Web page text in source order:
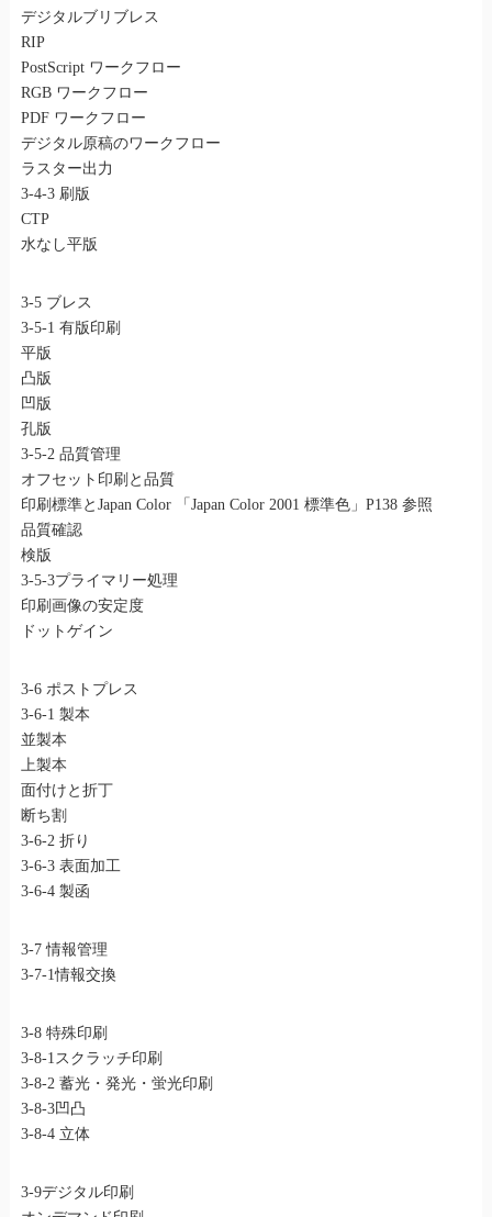
デジタルブリブレス
RIP
PostScript ワークフロー
RGB ワークフロー
PDF ワークフロー
デジタル原稿のワークフロー
ラスター出力
3-4-3 刷版
CTP
水なし平版
3-5 ブレス
3-5-1 有版印刷
平版
凸版
凹版
孔版
3-5-2 品質管理
オフセット印刷と品質
印刷標準とJapan Color 「Japan Color 2001 標準色」P138 参照
品質確認
検版
3-5-3プライマリー処理
印刷画像の安定度
ドットゲイン
3-6 ポストプレス
3-6-1 製本
並製本
上製本
面付けと折丁
断ち割
3-6-2 折り
3-6-3 表面加工
3-6-4 製函
3-7 情報管理
3-7-1情報交換
3-8 特殊印刷
3-8-1スクラッチ印刷
3-8-2 蓄光・発光・蛍光印刷
3-8-3凹凸
3-8-4 立体
3-9デジタル印刷